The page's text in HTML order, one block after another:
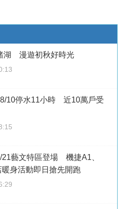
湖 漫遊初秋好時光
10停水11小時 近10萬戶受
21藝文特區登場 機捷A1、
身活動即日搶先開跑